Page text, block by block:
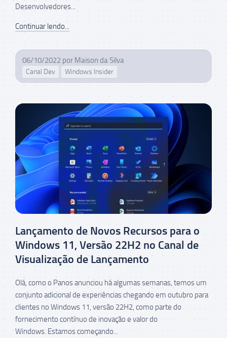
Desenvolvedores...
Continuar lendo...
06/10/2022 por Maison da Silva
Canal Dev Windows Insider
Lançamento de Novos Recursos para o
Windows 11, Versão 22H2 no Canal de
Visualização de Lançamento
Olá, como o Panos anunciou há algumas semanas, temos um
conjunto adicional de experiências chegando em outubro para
clientes no Windows 11, versão 22H2, como parte do
fornecimento contínuo de inovação e valor do
Windows. Estamos começando...